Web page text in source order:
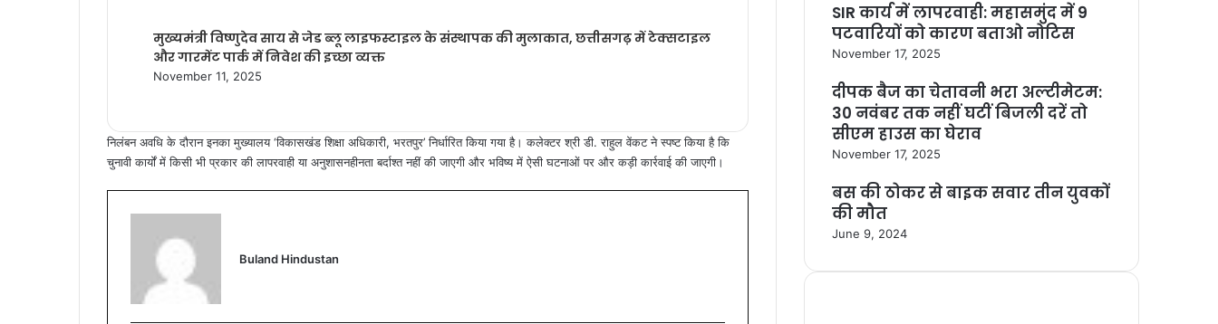
मुख्यमंत्री विष्णुदेव साय से जेड ब्लू लाइफस्टाइल के संस्थापक की मुलाकात, छत्तीसगढ़ में टेक्सटाइल
और गारमेंट पार्क में निवेश की इच्छा व्यक्त
November 11, 2025
निलंबन अवधि के दौरान इनका मुख्यालय ‘विकासखंड शिक्षा अधिकारी, भरतपुर’ निर्धारित किया गया है। कलेक्टर श्री डी. राहुल वेंकट ने स्पष्ट किया है कि
चुनावी कार्यों में किसी भी प्रकार की लापरवाही या अनुशासनहीनता बर्दाश्त नहीं की जाएगी और भविष्य में ऐसी घटनाओं पर और कड़ी कार्रवाई की जाएगी।
Buland Hindustan
SIR कार्य में लापरवाही: महासमुंद में 9
पटवारियों को कारण बताओ नोटिस
November 17, 2025
दीपक बैज का चेतावनी भरा अल्टीमेटम:
30 नवंबर तक नहीं घटीं बिजली दरें तो
सीएम हाउस का घेराव
November 17, 2025
बस की ठोकर से बाइक सवार तीन युवकों
की मौत
June 9, 2024